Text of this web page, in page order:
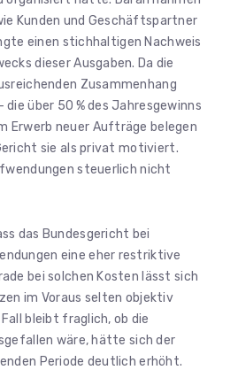
Kunden und Geschäftspartner
einen stichhaltigen Nachweis
dieser Ausgaben. Da die
Zusammenhang
die über 50 % des Jahresgewinns
Erwerb neuer Aufträge belegen
sie als privat motiviert.
steuerlich nicht
das Bundesgericht bei
eine eher restriktive
bei solchen Kosten lässt sich
im Voraus selten objektiv
bleibt fraglich, ob die
wäre, hätte sich der
Periode deutlich erhöht.